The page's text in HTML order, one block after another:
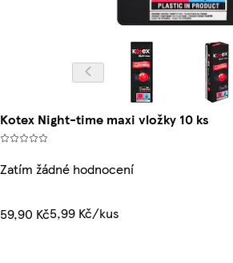
Kotex Night-time maxi vložky 10 ks
Zatím žádné hodnocení
59,90 Kč5,99 Kč/kus